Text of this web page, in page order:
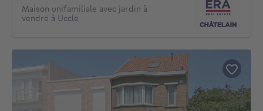
Maison unifamiliale avec jardin à
vendre à Uccle